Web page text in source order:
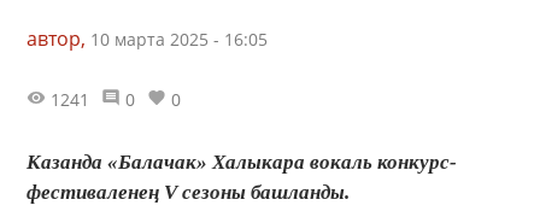
автор, 10 марта 2025 - 16:05
1241 0 0
Казанда «Балачак» Халыкара вокаль конкурс-
фестиваленең V сезоны башланды.